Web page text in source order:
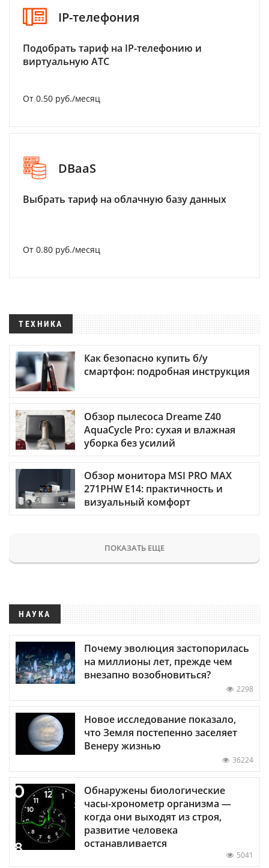
IP-телефония
Подобрать тариф на IP-телефонию и
виртуальную АТС
От 0.50 руб./месяц
DBaaS
Выбрать тариф на облачную базу данных
От 0.80 руб./месяц
ТЕХНИКА
Как безопасно купить б/у
смартфон: подробная инструкция
Обзор пылесоса Dreame Z40
AquaCycle Pro: сухая и влажная
уборка без усилий
Обзор монитора MSI PRO MAX
271PHW E14: практичность и
визуальный комфорт
ПОКАЗАТЬ ЕЩЕ
НАУКА
Почему эволюция застопорилась
на миллионы лет, прежде чем
внезапно возобновиться?
2298
Новое исследование показало,
что Земля постепенно заселяет
Венеру жизнью
36224
Обнаружены биологические
часы-хронометр организма —
когда они выходят из строя,
развитие человека
останавливается
5041